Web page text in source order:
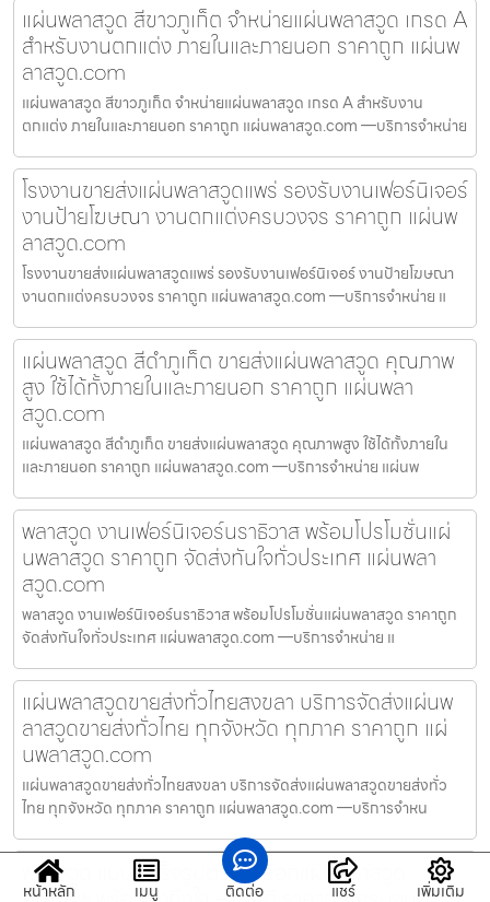
แผ่นพลาสวูด สีขาวภูเก็ต จำหน่ายแผ่นพลาสวูด เกรด A
สำหรับงานตกแต่ง ภายในและภายนอก ราคาถูก แผ่นพ
ลาสวูด.com
แผ่นพลาสวูด สีขาวภูเก็ต จำหน่ายแผ่นพลาสวูด เกรด A สำหรับงาน
ตกแต่ง ภายในและภายนอก ราคาถูก แผ่นพลาสวูด.com —บริการจำหน่าย
โรงงานขายส่งแผ่นพลาสวูดแพร่ รองรับงานเฟอร์นิเจอร์
งานป้ายโฆษณา งานตกแต่งครบวงจร ราคาถูก แผ่นพ
ลาสวูด.com
โรงงานขายส่งแผ่นพลาสวูดแพร่ รองรับงานเฟอร์นิเจอร์ งานป้ายโฆษณา
งานตกแต่งครบวงจร ราคาถูก แผ่นพลาสวูด.com —บริการจำหน่าย แ
แผ่นพลาสวูด สีดำภูเก็ต ขายส่งแผ่นพลาสวูด คุณภาพ
สูง ใช้ได้ทั้งภายในและภายนอก ราคาถูก แผ่นพลา
สวูด.com
แผ่นพลาสวูด สีดำภูเก็ต ขายส่งแผ่นพลาสวูด คุณภาพสูง ใช้ได้ทั้งภายใน
และภายนอก ราคาถูก แผ่นพลาสวูด.com —บริการจำหน่าย แผ่นพ
พลาสวูด งานเฟอร์นิเจอร์นราธิวาส พร้อมโปรโมชั่นแผ่
นพลาสวูด ราคาถูก จัดส่งทันใจทั่วประเทศ แผ่นพลา
สวูด.com
พลาสวูด งานเฟอร์นิเจอร์นราธิวาส พร้อมโปรโมชั่นแผ่นพลาสวูด ราคาถูก
จัดส่งทันใจทั่วประเทศ แผ่นพลาสวูด.com —บริการจำหน่าย แ
แผ่นพลาสวูดขายส่งทั่วไทยสงขลา บริการจัดส่งแผ่นพ
ลาสวูดขายส่งทั่วไทย ทุกจังหวัด ทุกภาค ราคาถูก แผ่
นพลาสวูด.com
แผ่นพลาสวูดขายส่งทั่วไทยสงขลา บริการจัดส่งแผ่นพลาสวูดขายส่งทั่ว
ไทย ทุกจังหวัด ทุกภาค ราคาถูก แผ่นพลาสวูด.com —บริการจำหน
พลาสวูด แบบสำเร็จรูปตราด เลือกแผ่นพลาสวูด
หน้าหลัก เมนู ติดต่อ แชร์ เพิ่มเติม